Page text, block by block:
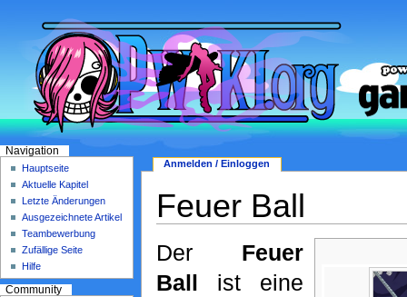
Feuer Ball
Der Feuer
Ball ist eine
Anmelden / Einloggen
Navigation
Hauptseite
Aktuelle Kapitel
Letzte Änderungen
Ausgezeichnete Artikel
Teambewerbung
Zufällige Seite
Hilfe
Community